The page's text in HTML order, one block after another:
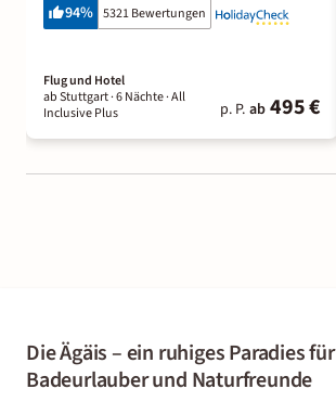
94% 5321 Bewertungen
Flug und Hotel
ab Stuttgart ·6 Nächte· All
Inclusive Plus
p. P. ab 495 €
Die Ägäis – ein ruhiges Paradies für
Badeurlauber und Naturfreunde